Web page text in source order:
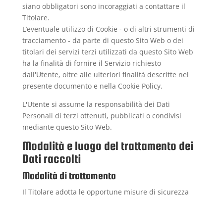
siano obbligatori sono incoraggiati a contattare il
Titolare.
L’eventuale utilizzo di Cookie - o di altri strumenti di
tracciamento - da parte di questo Sito Web o dei
titolari dei servizi terzi utilizzati da questo Sito Web
ha la finalità di fornire il Servizio richiesto
dall'Utente, oltre alle ulteriori finalità descritte nel
presente documento e nella Cookie Policy.
L'Utente si assume la responsabilità dei Dati
Personali di terzi ottenuti, pubblicati o condivisi
mediante questo Sito Web.
Modalità e luogo del trattamento dei
Dati raccolti
Modalità di trattamento
Il Titolare adotta le opportune misure di sicurezza